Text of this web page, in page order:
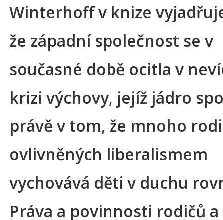
Winterhoff v knize
že západní společnost se v
současné době ocitla v
krizi výchovy, jejíž jádro
právě v tom, že mnoho
ovlivněných liberalismem
vychovává děti v duchu
Práva a povinnosti rodičů